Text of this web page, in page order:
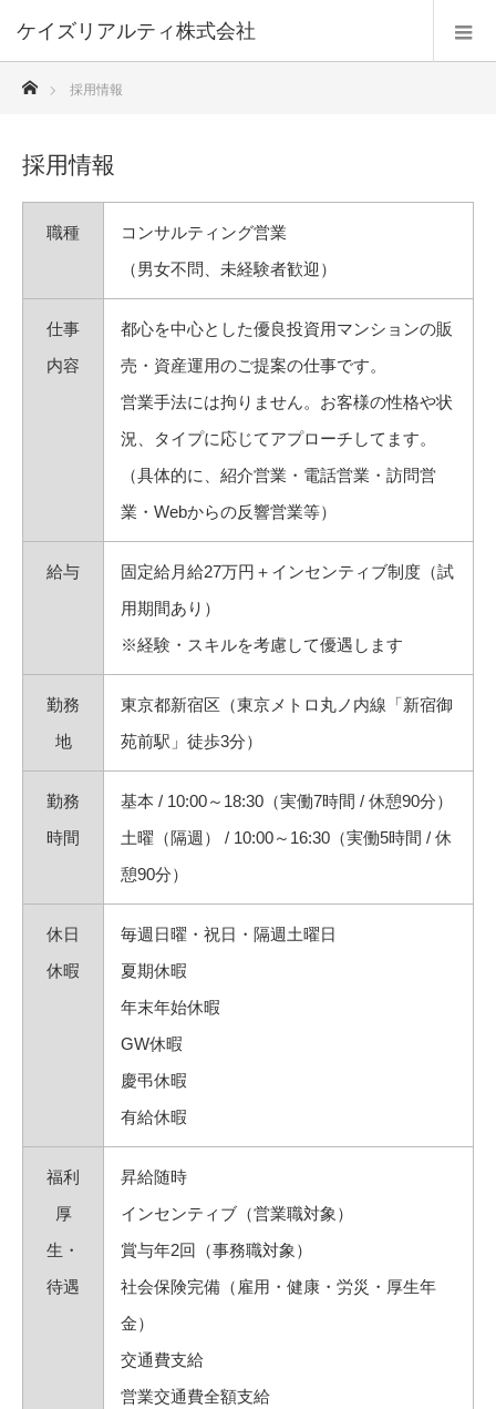
ケイズリアルティ株式会社
ホーム
採用情報
採用情報
職種
コンサルティング営業
（男女不問、未経験者歓迎）
仕事
内容
都心を中心とした優良投資用マンションの販
売・資産運用のご提案の仕事です。
営業手法には拘りません。お客様の性格や状
況、タイプに応じてアプローチしてます。
（具体的に、紹介営業・電話営業・訪問営
業・Webからの反響営業等）
給与
固定給月給27万円＋インセンティブ制度（試
用期間あり）
※経験・スキルを考慮して優遇します
勤務
地
東京都新宿区（東京メトロ丸ノ内線「新宿御
苑前駅」徒歩3分）
勤務
時間
基本 / 10:00～18:30（実働7時間 / 休憩90分）
土曜（隔週） / 10:00～16:30（実働5時間 / 休
憩90分）
休日
休暇
毎週日曜・祝日・隔週土曜日
夏期休暇
年末年始休暇
GW休暇
慶弔休暇
有給休暇
福利
厚
生・
待遇
昇給随時
インセンティブ（営業職対象）
賞与年2回（事務職対象）
社会保険完備（雇用・健康・労災・厚生年
金）
交通費支給
営業交通費全額支給